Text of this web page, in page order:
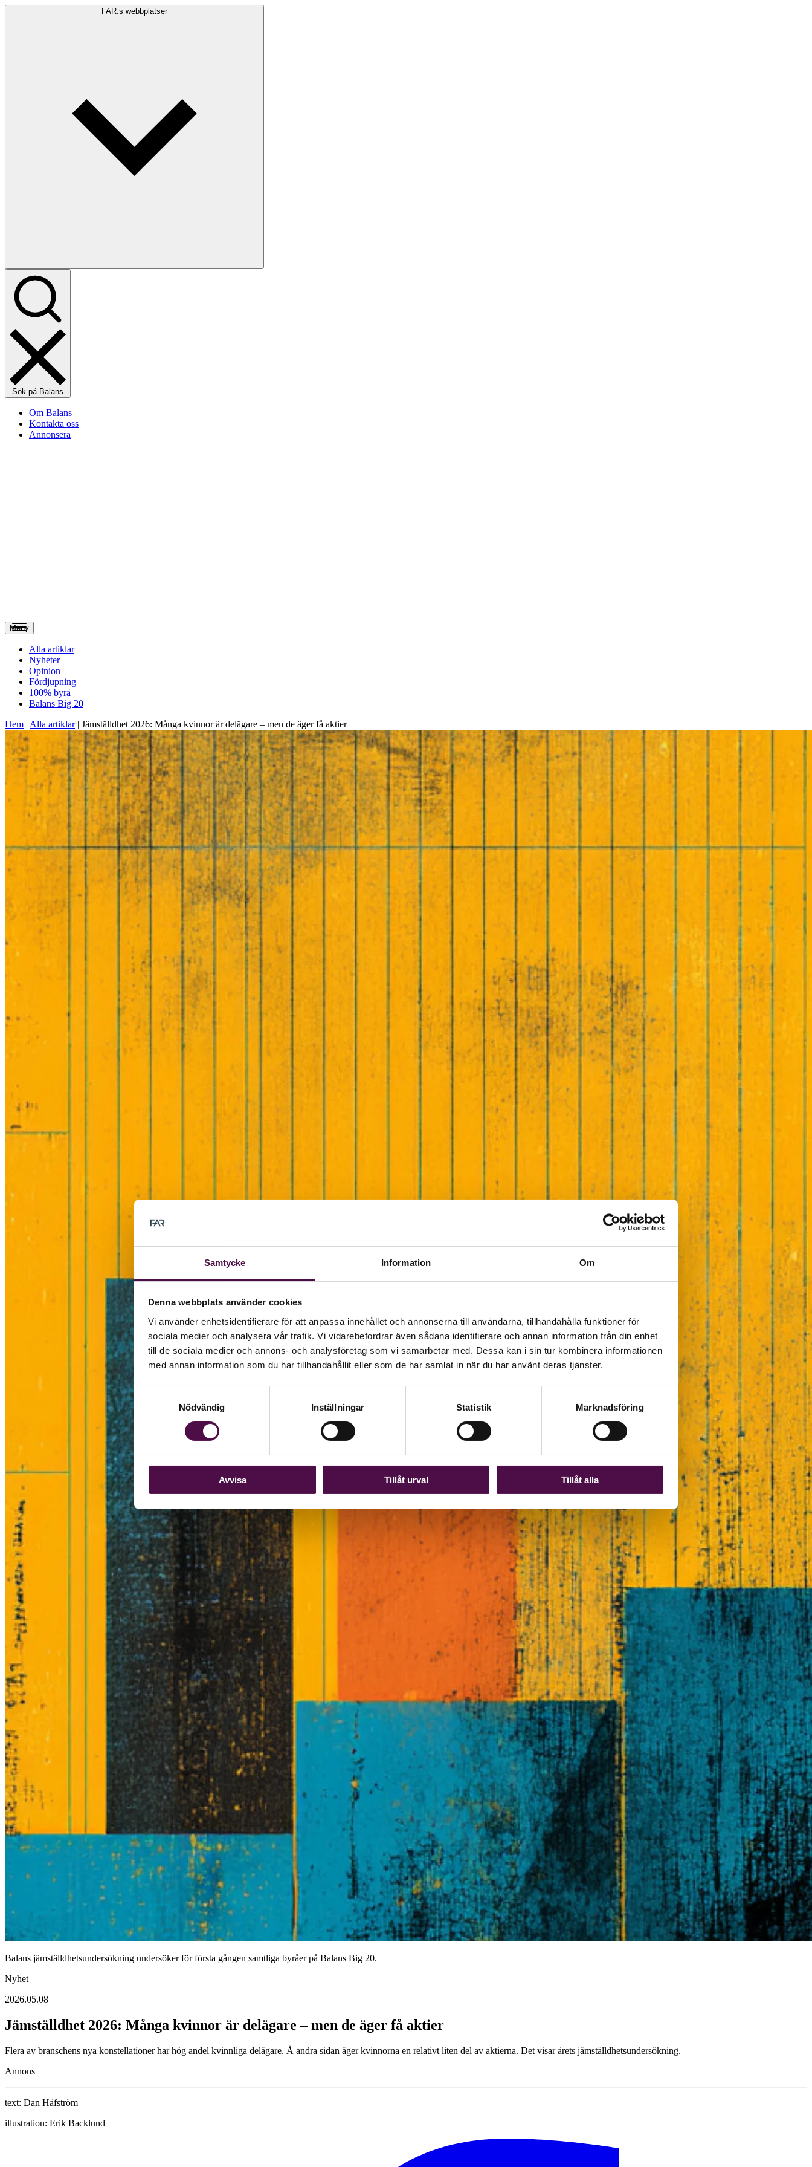
Samtycke Information Om
Denna webbplats använder cookies
Vi använder enhetsidentifierare för att anpassa innehållet och annonserna till användarna, tillhandahålla funktioner för
sociala medier och analysera vår trafik. Vi vidarebefordrar även sådana identifierare och annan information från din enhet
till de sociala medier och annons- och analysföretag som vi samarbetar med. Dessa kan i sin tur kombinera informationen
med annan information som du har tillhandahållit eller som de har samlat in när du har använt deras tjänster.
Samtyckesval
Nödvändig
Inställningar Statistik Marknadsföring
Avvisa Tillåt urval Tillåt alla
FAR:s webbplatser
Sök på Balans
Om Balans
Kontakta oss
Annonsera
Meny
Alla artiklar
Nyheter
Opinion
Fördjupning
100% byrå
Balans Big 20
Hem | Alla artiklar| Jämställdhet 2026: Många kvinnor är delägare – men de äger få aktier
Balans jämställdhetsundersökning undersöker för första gången samtliga byråer på Balans Big 20.
Nyhet
2026.05.08
Jämställdhet 2026: Många kvinnor är delägare – men de äger få aktier
Flera av branschens nya konstellationer har hög andel kvinnliga delägare. Å andra sidan äger kvinnorna en relativt liten del av aktierna. Det visar årets jämställdhetsundersökning.
Annons
text: Dan Håfström
illustration: Erik Backlund